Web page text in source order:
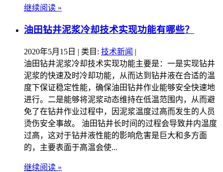
继续阅读 »
油田钻井泥浆冷却技术实现功能有哪些？
2020年5月15日 | 类目: 技术新闻 |
油田钻井泥浆冷却技术实现功能主要是：一是实现钻井
泥浆的快速及时冷却功能，从而达到钻井液在合适的温
度下保证稳定性能，确保油田钻井作业能够安全快速地
进行。二是能够将泥浆动态维持在低温范围内，从而避
免了在钻井作业过程中，因泥浆温度过高而发生的人员
烫伤安全事故。 油田钻井长时间的过程会导致井内温度
过高，这对于钻井液性能的影响危害是巨大和多方面
的，主要表面于高温会使...
继续阅读 »